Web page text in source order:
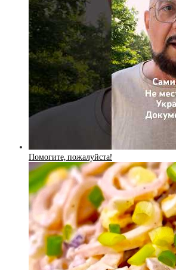
Помогите, пожалуйста!